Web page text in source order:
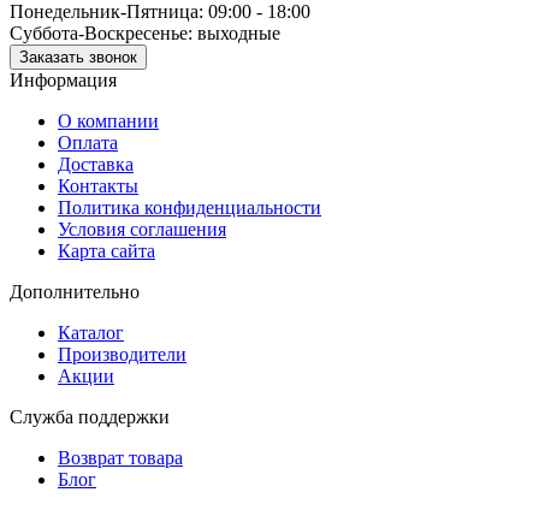
Понедельник-Пятница: 09:00 - 18:00
Суббота-Воскресенье: выходные
Заказать звонок
Информация
О компании
Оплата
Доставка
Контакты
Политика конфиденциальности
Условия соглашения
Карта сайта
Дополнительно
Каталог
Производители
Акции
Служба поддержки
Возврат товара
Блог